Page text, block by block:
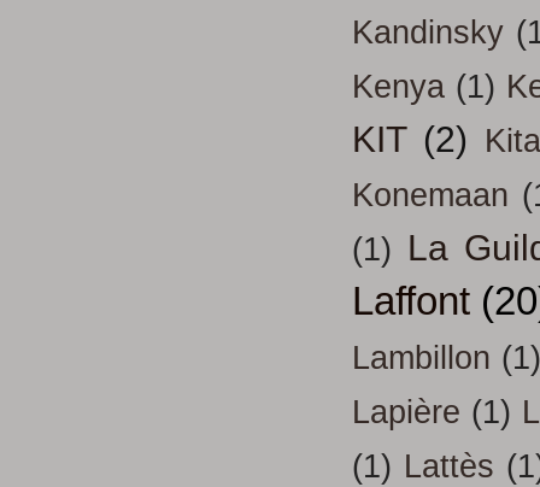
Kandinsky
Kenya (1)
KIT (2)
Konemaan
(1) La
Laffont
Lambillon (1)
Lapière (1)
(1) Lattès